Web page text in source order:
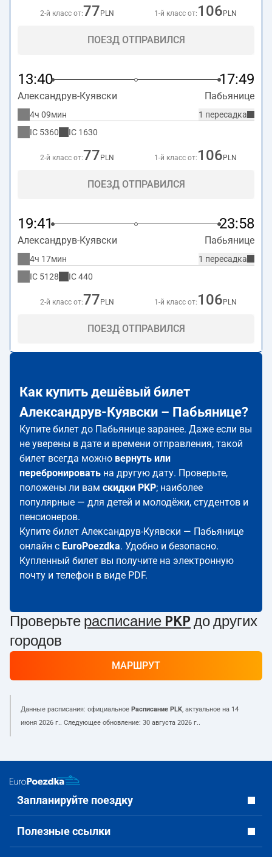
2-й класс от:77 PLN 1-й класс от: 106 PLN
ПОЕЗД ОТПРАВИЛСЯ
13:40 17:49
Александрув-Куявски Пабьянице
1 пересадка
4ч 09мин
IC 5360 IC 1630
2-й класс от:77 PLN 1-й класс от: 106 PLN
ПОЕЗД ОТПРАВИЛСЯ
19:41 23:58
Александрув-Куявски Пабьянице
1 пересадка
4ч 17мин
IC 5128 IC440
2-й класс от:77 PLN 1-й класс от: 106 PLN
ПОЕЗД ОТПРАВИЛСЯ
Как купить дешёвый билет
Александрув-Куявски – Пабьянице?
Купите билет до Пабьянице заранее. Даже если вы
не уверены в дате и времени отправления, такой
билет всегда можно вернуть или
перебронировать на другую дату. Проверьте,
положены ли вам скидки PKP; наиболее
популярные — для детей и молодёжи, студентов и
пенсионеров.
Купите билет Александрув-Куявски — Пабьянице
онлайн с EuroPoezdka. Удобно и безопасно.
Купленный билет вы получите на электронную
почту и телефон в виде PDF.
Проверьте расписание PKP до других
городов
МАРШРУТ
Данные расписания: официальное Расписание PLK, актуальное на 14
июня 2026 г.. Следующее обновление: 30 августа 2026 г..
Запланируйте поездку
Полезные ссылки